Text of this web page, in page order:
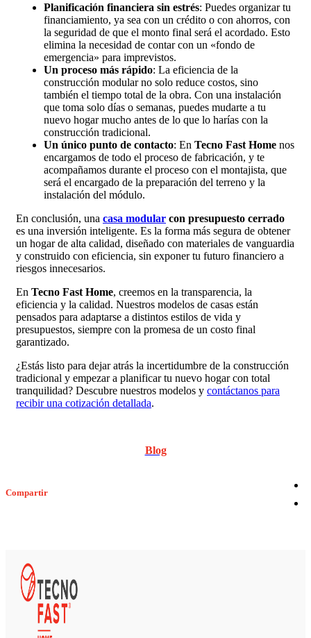
Planificación financiera sin estrés: Puedes organizar tu
financiamiento, ya sea con un crédito o con ahorros, con
la seguridad de que el monto final será el acordado. Esto
elimina la necesidad de contar con un «fondo de
emergencia» para imprevistos.
Un proceso más rápido: La eficiencia de la
construcción modular no solo reduce costos, sino
también el tiempo total de la obra. Con una instalación
que toma solo días o semanas, puedes mudarte a tu
nuevo hogar mucho antes de lo que lo harías con la
construcción tradicional.
Un único punto de contacto: En Tecno Fast Home nos
encargamos de todo el proceso de fabricación, y te
acompañamos durante el proceso con el montajista, que
será el encargado de la preparación del terreno y la
instalación del módulo.
En conclusión, una casa modular con presupuesto cerrado
es una inversión inteligente. Es la forma más segura de obtener
un hogar de alta calidad, diseñado con materiales de vanguardia
y construido con eficiencia, sin exponer tu futuro financiero a
riesgos innecesarios.
En Tecno Fast Home, creemos en la transparencia, la
eficiencia y la calidad. Nuestros modelos de casas están
pensados para adaptarse a distintos estilos de vida y
presupuestos, siempre con la promesa de un costo final
garantizado.
¿Estás listo para dejar atrás la incertidumbre de la construcción
tradicional y empezar a planificar tu nuevo hogar con total
tranquilidad? Descubre nuestros modelos y contáctanos para
recibir una cotización detallada.
Blog
Compartir